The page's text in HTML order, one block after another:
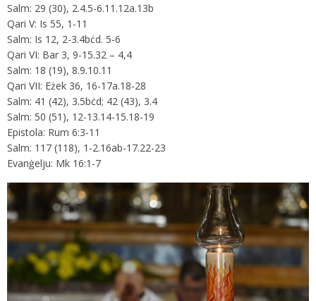
Salm: 29 (30), 2.4.5-6.11.12a.13b
Qari V: Is 55, 1-11
Salm: Is 12, 2-3.4bċd. 5-6
Qari VI: Bar 3, 9-15.32 – 4,4
Salm: 18 (19), 8.9.10.11
Qari VII: Eżek 36, 16-17a.18-28
Salm: 41 (42), 3.5bċd; 42 (43), 3.4
Salm: 50 (51), 12-13.14-15.18-19
Epistola: Rum 6:3-11
Salm: 117 (118), 1-2.16ab-17.22-23
Evanġelju: Mk 16:1-7